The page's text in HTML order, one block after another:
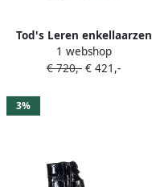
Tod's Leren enkellaarzen
met slangen-effect Zwart
1 webshop
€ 720,- € 421,-
3%